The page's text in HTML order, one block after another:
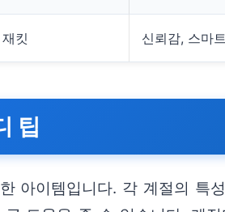
킷 신뢰감, 스마
팁
아이템입니다. 각 계절의 특